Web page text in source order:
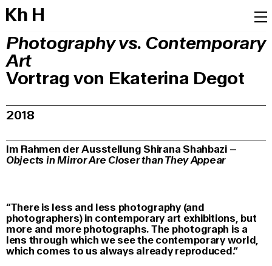
Kh H
Photography vs. Contemporary
Art
Vortrag von Ekaterina Degot
2018
Im Rahmen der Ausstellung Shirana Shahbazi –
Objects in Mirror Are Closer than They Appear
“There is less and less photography (and
photographers) in contemporary art exhibitions, but
more and more photographs. The photograph is a
lens through which we see the contemporary world,
which comes to us always already reproduced.“